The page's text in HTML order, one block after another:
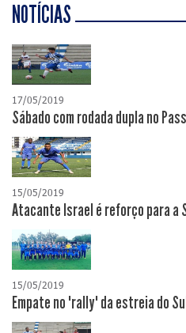
NOTÍCIAS
17/05/2019
Sábado com rodada dupla no
15/05/2019
Atacante Israel é reforço para a
15/05/2019
Empate no "rally" da estreia do